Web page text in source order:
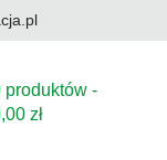
produktów -
zł